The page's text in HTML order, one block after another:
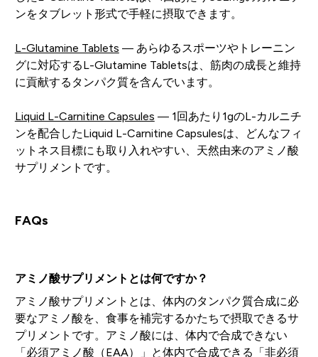
ンをタブレット形式で手軽に摂取できます。
L-Glutamine Tablets — あらゆるスポーツやトレーニン
グに対応するL-Glutamine Tabletsは、筋肉の成長と維持
に貢献するタンパク質を含んでいます。
Liquid L-Carnitine Capsules — 1回あたり1gのL-カルニチ
ンを配合したLiquid L-Carnitine Capsulesは、どんなフィ
ットネス目標にも取り入れやすい、天然由来のアミノ酸
サプリメントです。
FAQs
アミノ酸サプリメントとは何ですか？
アミノ酸サプリメントとは、体内のタンパク質合成に必
要なアミノ酸を、食事を補完するかたちで摂取できるサ
プリメントです。アミノ酸には、体内で合成できない
「必須アミノ酸（EAA）」と体内で合成できる「非必須